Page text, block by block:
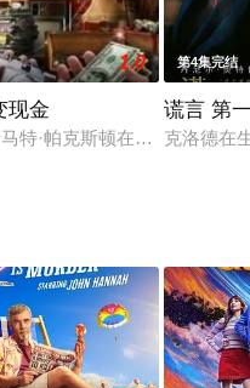
to downsize and up sticks to
1.0
现金
特·帕克斯顿在全美杂乱的
第4集完结
谎言 第
克洛德在